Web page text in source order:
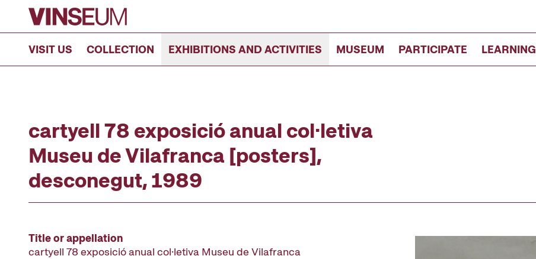
Go to content
VISIT US COLLECTION EXHIBITIONS AND ACTIVITIES MUSEUM PARTICIPATE LEARNING
cartyell 78 exposició anual col·letiva
Museu de Vilafranca [posters],
desconegut, 1989
Title or appellation
cartyell 78 exposició anual col·letiva Museu de Vilafranca